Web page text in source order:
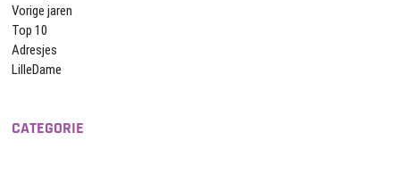
Vorige jaren
Top 10
Adresjes
LilleDame
CATEGORIE